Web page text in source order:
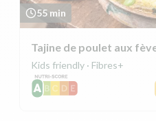
55 min
Tajine de poulet aux
Kids friendly · Fibres+